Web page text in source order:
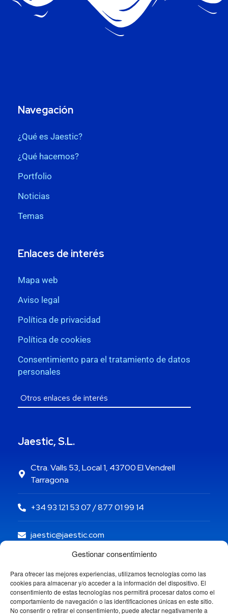
Gestionar consentimiento
Para ofrecer las mejores experiencias, utilizamos tecnologías como las
cookies para almacenar y/o acceder a la información del dispositivo. El
consentimiento de estas tecnologías nos permitirá procesar datos como el
comportamiento de navegación o las identificaciones únicas en este sitio.
No consentir o retirar el consentimiento, puede afectar negativamente a
Navegación
¿Qué es Jaestic?
¿Qué hacemos?
Portfolio
Noticias
Temas
Enlaces de interés
Mapa web
Aviso legal
Política de privacidad
Política de cookies
Consentimiento para el tratamiento de datos
personales
Jaestic, S.L.
Ctra. Valls 53, Local 1, 43700 El Vendrell
Tarragona
+34 93 121 53 07 / 877 01 99 14
jaestic@jaestic.com